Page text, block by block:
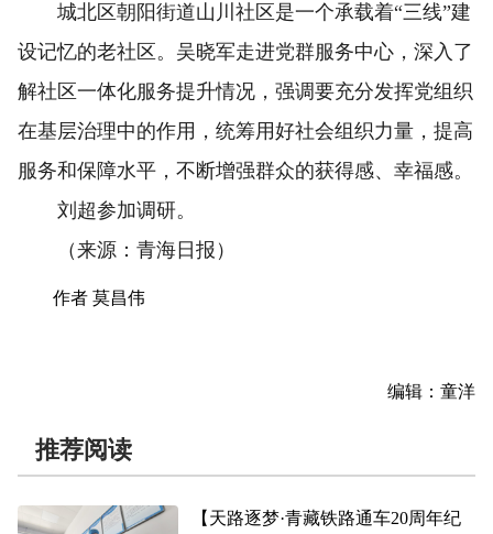
城北区朝阳街道山川社区是一个承载着“三线”建
设记忆的老社区。吴晓军走进党群服务中心，深入了
解社区一体化服务提升情况，强调要充分发挥党组织
在基层治理中的作用，统筹用好社会组织力量，提高
服务和保障水平，不断增强群众的获得感、幸福感。
刘超参加调研。
（来源：青海日报）
作者 莫昌伟
编辑：童洋
推荐阅读
【天路逐梦·青藏铁路通车20周年纪